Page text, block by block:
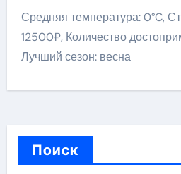
Средняя температура: 0°C,
12500₽, Количество
Лучший сезон: весна
Поиск